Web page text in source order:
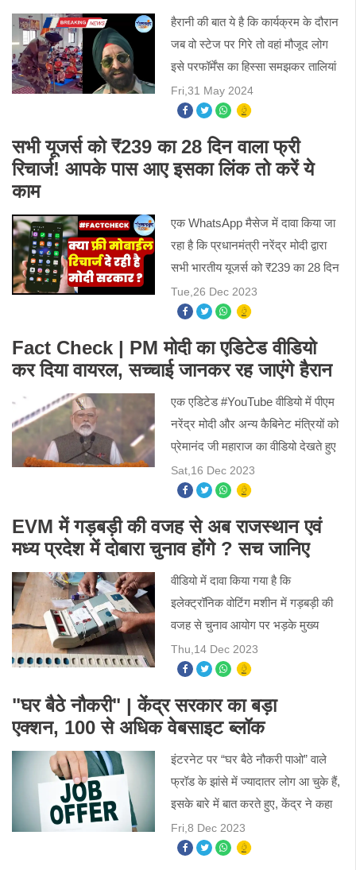
हैरानी की बात ये है कि कार्यक्रम के दौरान
जब वो स्टेज पर गिरे तो वहां मौजूद लोग
इसे परफॉर्मेंस का हिस्सा समझकर तालियां
बजाते रहे लेकिन शख्स की मौत हो गई।
इसका वीडियो सोशल मीडिया पर तेजी से
वायरल हो र
Fri,31 May 2024
सभी यूजर्स को ₹239 का 28 दिन वाला फ्री
रिचार्ज! आपके पास आए इसका लिंक तो करें ये
काम
एक WhatsApp मैसेज में दावा किया जा
रहा है कि प्रधानमंत्री नरेंद्र मोदी द्वारा
सभी भारतीय यूजर्स को ₹239 का 28 दिन
वाला रिचार्ज फ्री में दिया जा रहा है। इस
मैसेज के साथ एक लिंक भी शेयर किया जा
रहा है
Tue,26 Dec 2023
Fact Check | PM मोदी का एडिटेड वीडियो
कर दिया वायरल, सच्चाई जानकर रह जाएंगे हैरान
एक एडिटेड #YouTube वीडियो में पीएम
नरेंद्र मोदी और अन्य कैबिनेट मंत्रियों को
प्रेमानंद जी महाराज का वीडियो देखते हुए
दिखाया जा रहा है। आखिर सच क्या है ?
आईए आपको बताते हैं।
Sat,16 Dec 2023
EVM में गड़बड़ी की वजह से अब राजस्थान एवं
मध्य प्रदेश में दोबारा चुनाव होंगे ? सच जानिए
वीडियो में दावा किया गया है कि
इलेक्ट्रॉनिक वोटिंग मशीन में गड़बड़ी की
वजह से चुनाव आयोग पर भड़के मुख्य
न्यायाधीश अब राजस्थान एवं मध्यप्रदेश में
दोबारा चुनाव होंगे। आखिर इस दावे का
Thu,14 Dec 2023
"घर बैठे नौकरी" | केंद्र सरकार का बड़ा
एक्शन, 100 से अधिक वेबसाइट ब्लॉक
इंटरनेट पर “घर बैठे नौकरी पाओ” वाले
फ्रॉड के झांसे में ज्यादातर लोग आ चुके हैं,
इसके बारे में बात करते हुए, केंद्र ने कहा
कि उन्होंने विदेशी विज्ञापनदाताओं से कई
भाषाओं में "घर बैठे नौकरी" और "घर बैठ
Fri,8 Dec 2023